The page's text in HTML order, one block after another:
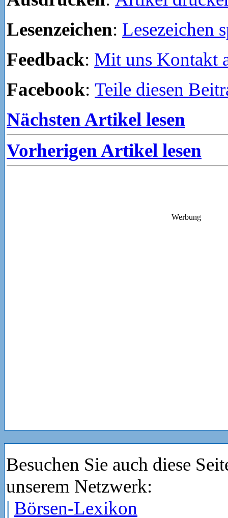
Lesenzeichen: Lesezeichen
Feedback: Mit uns Kontakt
Facebook: Teile diesen
Nächsten Artikel lesen
Vorherigen Artikel lesen
Werbung
Besuchen Sie auch diese
unserem Netzwerk:
| Börsen-Lexikon